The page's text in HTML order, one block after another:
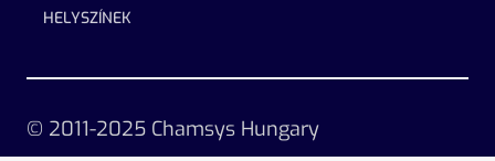
HELYSZÍNEK
© 2011-2025 Chamsys Hungary